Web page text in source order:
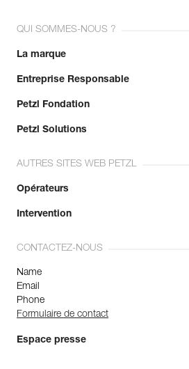
QUI SOMMES-NOUS ?
La marque
Entreprise Responsable
Petzl Fondation
Petzl Solutions
AUTRES SITES WEB PETZL
Opérateurs
Intervention
CONTACTEZ-NOUS
Name
Email
Phone
Formulaire de contact
Espace presse